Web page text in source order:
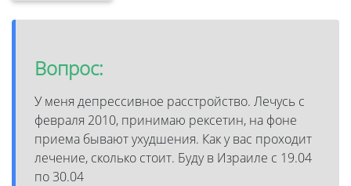
Вопрос:
У меня депрессивное расстройство. Лечусь с
февраля 2010, принимаю рексетин, на фоне
приема бывают ухудшения. Как у вас проходит
лечение, сколько стоит. Буду в Израиле с 19.04
по 30.04